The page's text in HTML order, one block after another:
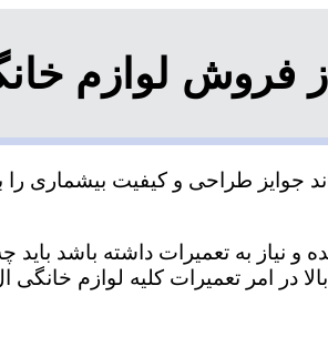
فروش لوازم
جوایز طراحی و کیفیت بیشماری را
به تعمیرات داشته باشد باید
در امر تعمیرات کلیه لوازم خانگی